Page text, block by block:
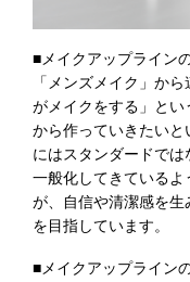
■メイクアップライン
「メンズメイク」か
がメイクをする」と
から作っていきたい
にはスタンダードで
一般化してきている
が、自信や清潔感を生
を目指しています。
■メイクアップライン